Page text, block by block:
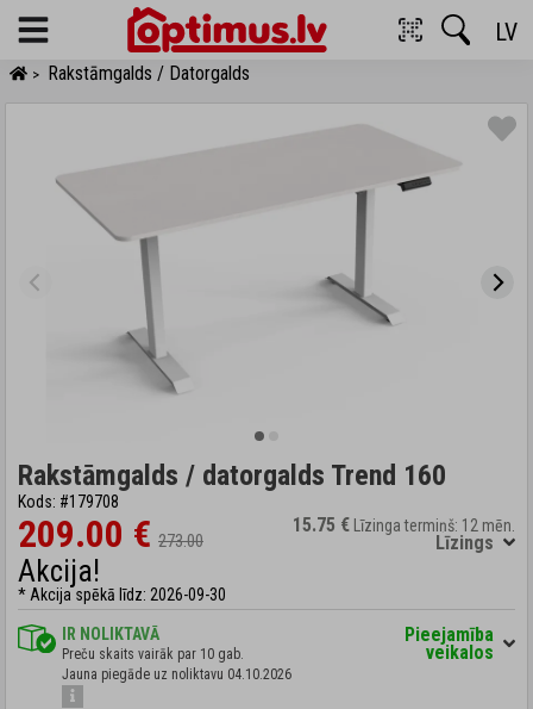
Menu LV
> Rakstāmgalds / Datorgalds
Rakstāmgalds / datorgalds Trend 160
Kods: #179708
209.00 € 273.00
Akcija!
* Akcija spēkā līdz: 2026-09-30
15.75 € Līzinga termiņš: 12 mēn.
Līzings
IR NOLIKTAVĀ
Preču skaits vairāk par 10 gab.
Jauna piegāde uz noliktavu 04.10.2026
Pieejamība
veikalos